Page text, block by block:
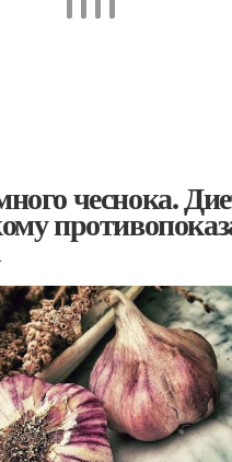
чеснока.